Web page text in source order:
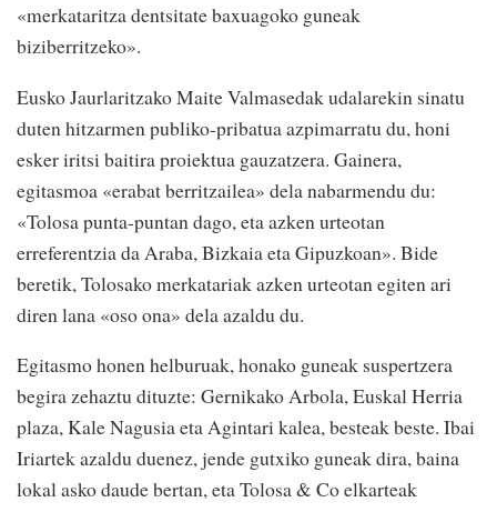
«merkataritza dentsitate baxuagoko guneak
biziberritzeko».
Eusko Jaurlaritzako Maite Valmasedak udalarekin sinatu
duten hitzarmen publiko-pribatua azpimarratu du, honi
esker iritsi baitira proiektua gauzatzera. Gainera,
egitasmoa «erabat berritzailea» dela nabarmendu du:
«Tolosa punta-puntan dago, eta azken urteotan
erreferentzia da Araba, Bizkaia eta Gipuzkoan». Bide
beretik, Tolosako merkatariak azken urteotan egiten ari
diren lana «oso ona» dela azaldu du.
Egitasmo honen helburuak, honako guneak suspertzera
begira zehaztu dituzte: Gernikako Arbola, Euskal Herria
plaza, Kale Nagusia eta Agintari kalea, besteak beste. Ibai
Iriartek azaldu duenez, jende gutxiko guneak dira, baina
lokal asko daude bertan, eta Tolosa & Co elkarteak